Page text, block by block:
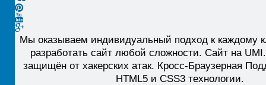
Мы оказываем индивидуальный подход к каждому
разработать сайт любой сложности. Сайт на
защищён от хакерских атак. Кросс-Браузерная
HTML5 и CSS3 технологии.